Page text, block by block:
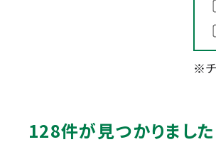
※
128件が見つかりまし